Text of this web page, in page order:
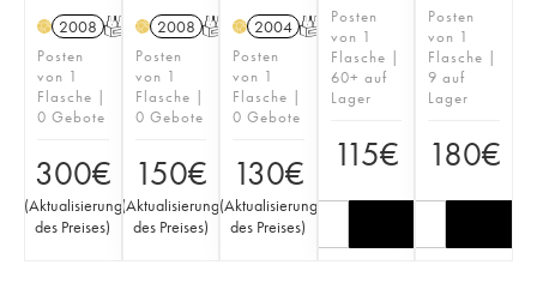
H 2008 T
Posten
von 1
Flasche |
0 Gebote
300€
(Aktualisierung
des Preises)
H 2008 T
Posten
von 1
Flasche |
0 Gebote
150€
(Aktualisierung
des Preises)
H 2004 T
Posten
von 1
Flasche |
0 Gebote
130€
(Aktualisierung
des Preises)
Posten
von 1
Flasche |
60+ auf
Lager
115€
Posten
von 1
Flasche |
9 auf
Lager
180€